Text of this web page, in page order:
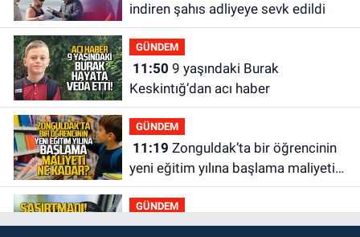
indiren şahıs adliyeye sevk edildi
GÜNDEM
11:50
Keskintığ’dan acı haber
GÜNDEM
11:19
yeni eğitim yılına başlama maliyeti
ne kadar?
GÜNDEM
11:13Şaşırtmadı... Akaryakıta bir